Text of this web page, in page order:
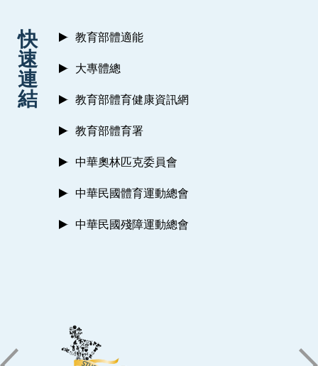
快
速
連
結
教育部體適能
大專體總
教育部體育健康資訊網
教育部體育署
中華奧林匹克委員會
中華民國體育運動總會
中華民國殘障運動總會